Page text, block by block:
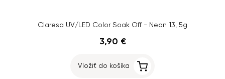
Claresa UV/LED Color Soak Off - Neon 13, 5g
3,90 €
Vložiť do košíka